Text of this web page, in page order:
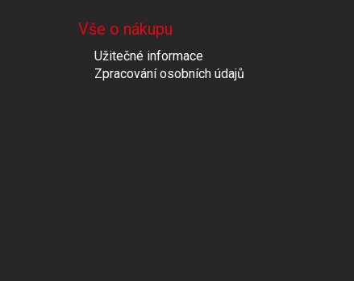
Vše o nákupu
Užitečné informace
Zpracování osobních údajů